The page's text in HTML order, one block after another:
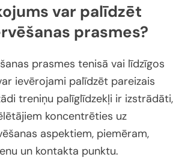
var palīdzēt
prasmes?
prasmes tenisā vai līdzīgos
ievērojami palīdzēt pareizais
treniņu palīglīdzekļi ir izstrādāti,
koncentrēties uz
aspektiem, piemēram,
un kontakta punktu.